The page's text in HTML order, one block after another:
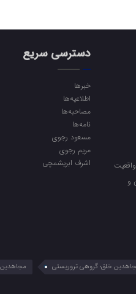
و
دسترسی سریع
خبرها
اطلاعیه‌ها
مصاحبه‌ها
نامه‌ها
مسعود رجوی
مریم رجوی
اشرف ابریشمچی
خلق؛ گروهی تروریستی
مجاهدین